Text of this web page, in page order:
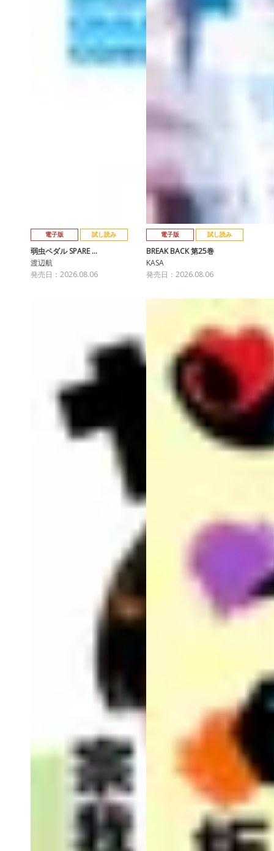
電子版 試し読み
弱虫ペダル SPARE …
渡辺航
発売日：2026.08.06
電子版 試し読み
BREAK BACK 第25巻
KASA
発売日：2026.08.06